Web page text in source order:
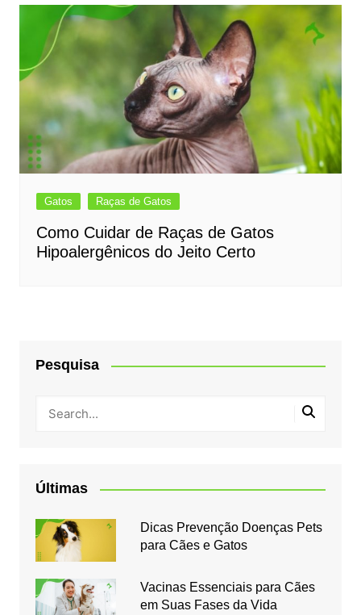
Gatos Raças de Gatos
Como Cuidar de Raças de Gatos
Hipoalergênicos do Jeito Certo
Pesquisa
Últimas
Dicas Prevenção Doenças Pets
para Cães e Gatos
Vacinas Essenciais para Cães
em Suas Fases da Vida